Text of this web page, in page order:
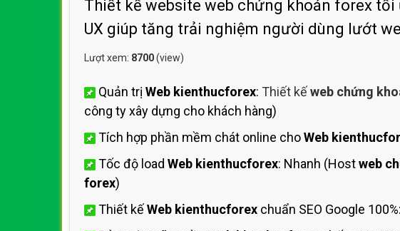
Bảng giá
Bảng giá
Thiết kế website web chứng khoán forex
UX giúp tăng trải nghiệm người dùng lướt
Lượt xem: 8700(view)
Quản trị Web kienthucforex: Thiết kếweb chứng
công ty xây dựng cho khách hàng)
Tích hợp phần mềm chát online choWeb
Tốc độ load Web kienthucforex: Nhanh (Hostweb
forex)
Thiết kếWeb kienthucforex chuẩn SEO Google